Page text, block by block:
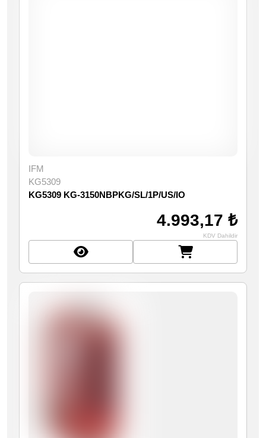
IFM
KG5309
KG5309 KG-3150NBPKG/SL/1P/US/IO
4.993,17 ₺
KDV Dahildir